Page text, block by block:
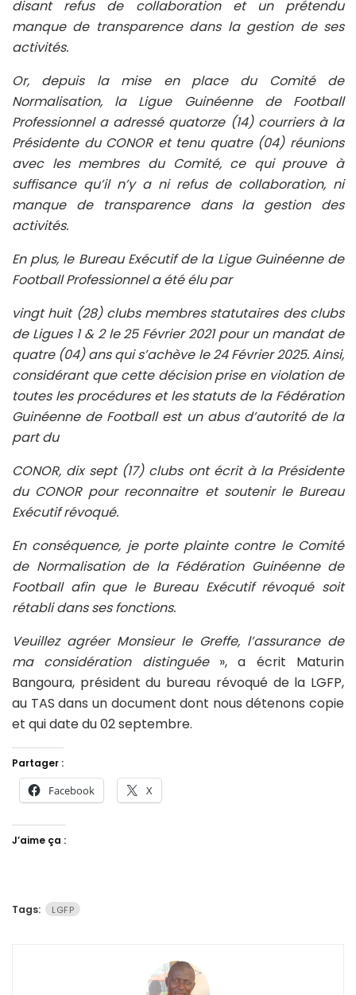
disant refus de collaboration et un prétendu
manque de transparence dans la gestion de ses
activités.
Or, depuis la mise en place du Comité de
Normalisation, la Ligue Guinéenne de Football
Professionnel a adressé quatorze (14) courriers à la
Présidente du CONOR et tenu quatre (04) réunions
avec les membres du Comité, ce qui prouve à
suffisance qu’il n’y a ni refus de collaboration, ni
manque de transparence dans la gestion des
activités.
En plus, le Bureau Exécutif de la Ligue Guinéenne de
Football Professionnel a été élu par
vingt huit (28) clubs membres statutaires des clubs
de Ligues 1 & 2 le 25 Février 2021 pour un mandat de
quatre (04) ans qui s’achève le 24 Février 2025. Ainsi,
considérant que cette décision prise en violation de
toutes les procédures et les statuts de la Fédération
Guinéenne de Football est un abus d’autorité de la
part du
CONOR, dix sept (17) clubs ont écrit à la Présidente
du CONOR pour reconnaitre et soutenir le Bureau
Exécutif révoqué.
En conséquence, je porte plainte contre le Comité
de Normalisation de la Fédération Guinéenne de
Football afin que le Bureau Exécutif révoqué soit
rétabli dans ses fonctions.
Veuillez agréer Monsieur le Greffe, l’assurance de
ma considération distinguée», a écrit Maturin
Bangoura, président du bureau révoqué de la LGFP,
au TAS dans un document dont nous détenons copie
et qui date du 02 septembre.
Partager :
Facebook X
J’aime ça :
Tags: LGFP